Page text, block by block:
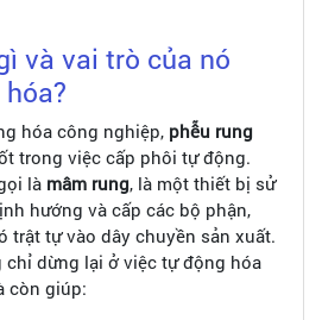
và vai trò của nó
hóa công nghiệp, phễu rung
trong việc cấp phôi tự động.
là mâm rung, là một thiết bị sử
hướng và cấp các bộ phận,
trật tự vào dây chuyền sản xuất.
chỉ dừng lại ở việc tự động hóa
còn giúp: